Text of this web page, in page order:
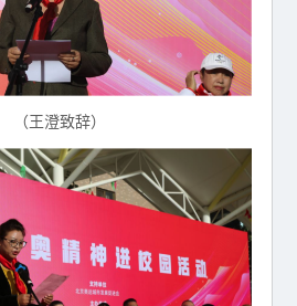
（王澄致辞）